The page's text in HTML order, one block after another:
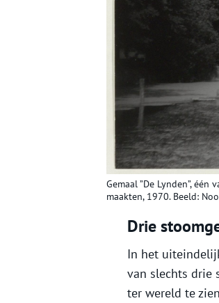
Gemaal ”De Lynden”,
maakten, 1970. Beeld:
Drie
In het
van slechts drie
ter wereld te